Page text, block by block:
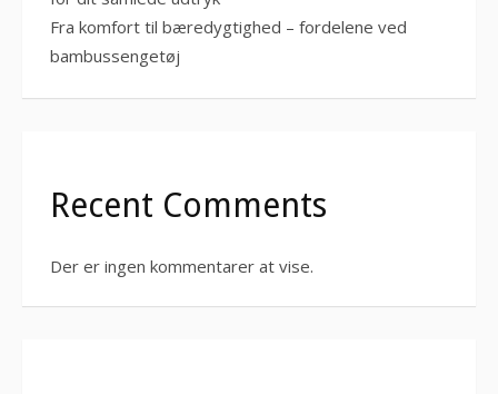
Fra komfort til bæredygtighed – fordelene ved
bambussengetøj
Recent Comments
Der er ingen kommentarer at vise.